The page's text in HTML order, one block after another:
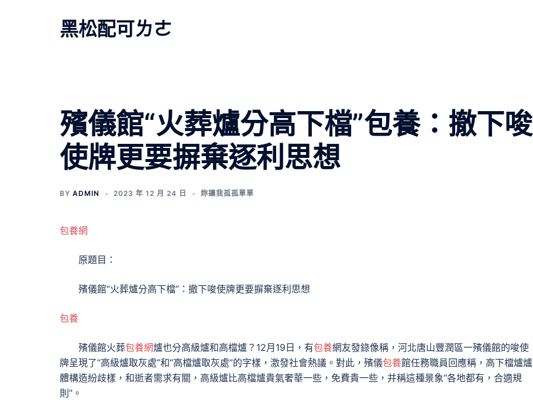
黑松配可ㄌㄜ
殯儀館“火葬爐分高下檔”包養：撤下唆
使牌更要摒棄逐利思想
BY ADMIN 2023 年 12 月 24 日 妳讓我孤孤單單
包養網
原題目：
殯儀館“火葬爐分高下檔”：撤下唆使牌更要摒棄逐利思想
包養
殯儀館火葬包養網爐也分高級爐和高檔爐？12月19日，有包養網友發錄像稱，河北唐山豐潤區一殯儀館的唆使
牌呈現了“高級爐取灰處”和“高檔爐取灰處”的字樣，激發社會熱議。對此，殯儀包養館任務職員回應稱，高下檔爐爐
體構造紛歧樣，和逝者需求有關，高級爐比高檔爐貴氣奢華一些，免費貴一些，并稱這種景象“各地都有，合適規
則”。
文
章
導
覽